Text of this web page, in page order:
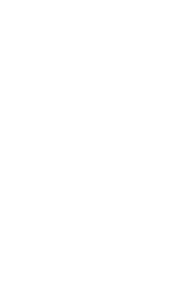
Service, Personal, Recht
und verfügt
er RENA, eines der
Unternehmen ein.
in Physik an der
die Photovoltaik ab und
international AG für